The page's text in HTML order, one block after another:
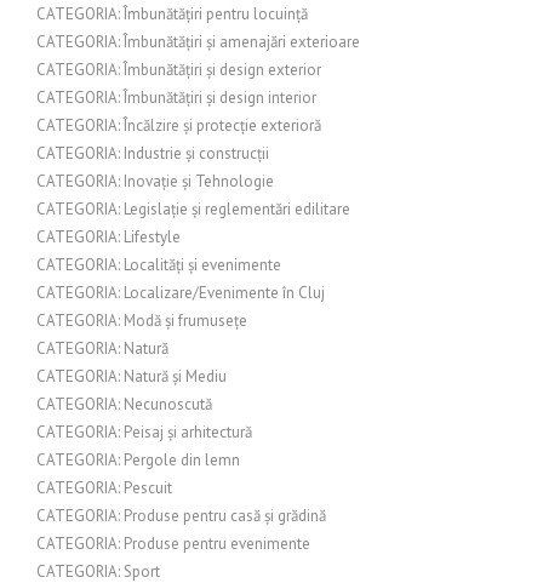
CATEGORIA: Îmbunătățiri pentru locuință
CATEGORIA: Îmbunătățiri și amenajări exterioare
CATEGORIA: Îmbunătățiri și design exterior
CATEGORIA: Îmbunătățiri și design interior
CATEGORIA: Încălzire și protecție exterioră
CATEGORIA: Industrie și construcții
CATEGORIA: Inovație și Tehnologie
CATEGORIA: Legislație și reglementări edilitare
CATEGORIA: Lifestyle
CATEGORIA: Localități și evenimente
CATEGORIA: Localizare/Evenimente în Cluj
CATEGORIA: Modă și frumusețe
CATEGORIA: Natură
CATEGORIA: Natură și Mediu
CATEGORIA: Necunoscută
CATEGORIA: Peisaj și arhitectură
CATEGORIA: Pergole din lemn
CATEGORIA: Pescuit
CATEGORIA: Produse pentru casă și grădină
CATEGORIA: Produse pentru evenimente
CATEGORIA: Sport